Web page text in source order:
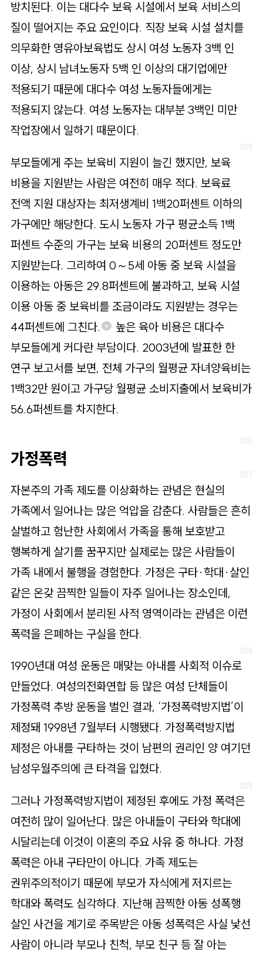
방치된다. 이는 대다수 보육 시설에서 보육 서비스의
질이 떨어지는 주요 요인이다. 직장 보육 시설 설치를
의무화한 영유아보육법도 상시 여성 노동자 3백 인
이상, 상시 남녀노동자 5백 인 이상의 대기업에만
적용되기 때문에 대다수 여성 노동자들에게는
적용되지 않는다. 여성 노동자는 대부분 3백인 미만
작업장에서 일하기 때문이다.
부모들에게 주는 보육비 지원이 늘긴 했지만, 보육
비용을 지원받는 사람은 여전히 매우 적다. 보육료
전액 지원 대상자는 최저생계비 1백20퍼센트 이하의
가구에만 해당한다. 도시 노동자 가구 평균소득 1백
퍼센트 수준의 가구는 보육 비용의 20퍼센트 정도만
지원받는다. 그리하여 0～5세 아동 중 보육 시설을
이용하는 아동은 29.8퍼센트에 불과하고, 보육 시설
이용 아동 중 보육비를 조금이라도 지원받는 경우는
44퍼센트에 그친다.
9
높은 육아 비용은 대다수
부모들에게 커다란 부담이다. 2003년에 발표한 한
연구 보고서를 보면, 전체 가구의 월평균 자녀양육비는
1백32만 원이고 가구당 월평균 소비지출에서 보육비가
56.6퍼센트를 차지한다.
가정폭력
자본주의 가족 제도를 이상화하는 관념은 현실의
가족에서 일어나는 많은 억압을 감춘다. 사람들은 흔히
살벌하고 험난한 사회에서 가족을 통해 보호받고
행복하게 살기를 꿈꾸지만 실제로는 많은 사람들이
가족 내에서 불행을 경험한다. 가정은 구타·학대·살인
같은 온갖 끔찍한 일들이 자주 일어나는 장소인데,
가정이 사회에서 분리된 사적 영역이라는 관념은 이런
폭력을 은폐하는 구실을 한다.
1990년대 여성 운동은 매맞는 아내를 사회적 이슈로
만들었다. 여성의전화연합 등 많은 여성 단체들이
가정폭력 추방 운동을 벌인 결과, ‘가정폭력방지법’이
제정돼 1998년 7월부터 시행됐다. 가정폭력방지법
제정은 아내를 구타하는 것이 남편의 권리인 양 여기던
남성우월주의에 큰 타격을 입혔다.
그러나 가정폭력방지법이 제정된 후에도 가정 폭력은
여전히 많이 일어난다. 많은 아내들이 구타와 학대에
시달리는데 이것이 이혼의 주요 사유 중 하나다. 가정
폭력은 아내 구타만이 아니다. 가족 제도는
권위주의적이기 때문에 부모가 자식에게 저지르는
학대와 폭력도 심각하다. 지난해 끔찍한 아동 성폭행
살인 사건을 계기로 주목받은 아동 성폭력은 사실 낯선
사람이 아니라 부모나 친척, 부모 친구 등 잘 아는